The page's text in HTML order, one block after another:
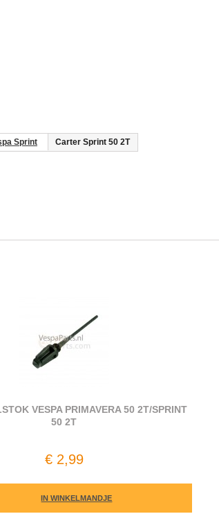
Sprint Carter Sprint 50 2T
VESPA PRIMAVERA 50 2T/SPRINT
50 2T
€ 2,99
IN WINKELMANDJE